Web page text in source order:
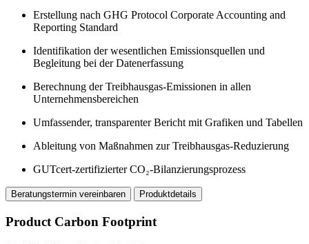
Erstellung nach GHG Protocol Corporate Accounting and
Reporting Standard
Identifikation der wesentlichen Emissionsquellen und
Begleitung bei der Datenerfassung
Berechnung der Treibhausgas-Emissionen in allen
Unternehmensbereichen
Umfassender, transparenter Bericht mit Grafiken und Tabellen
Ableitung von Maßnahmen zur Treibhausgas-Reduzierung
GUTcert-zertifizierter CO₂-Bilanzierungsprozess
Beratungstermin vereinbaren Produktdetails
Product Carbon Footprint